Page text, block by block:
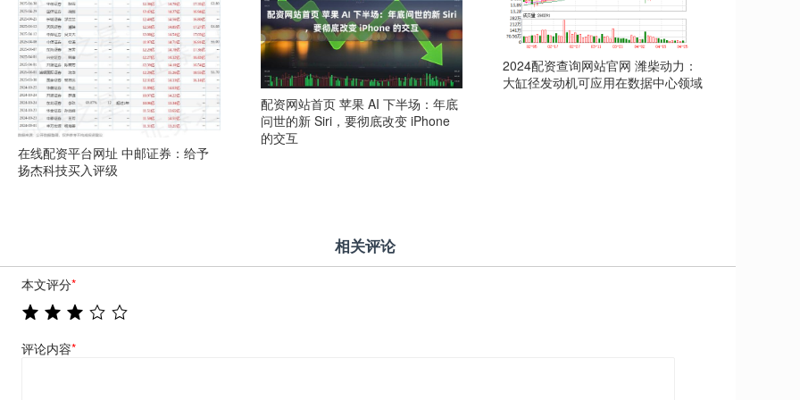
在线配资平台网址 中邮证券：给予
扬杰科技买入评级
配资网站首页 苹果 AI 下半场：年底
问世的新 Siri，要彻底改变 iPhone
的交互
2024配资查询网站官网 潍柴动力：
大缸径发动机可应用在数据中心领域
相关评论
本文评分*
评论内容*